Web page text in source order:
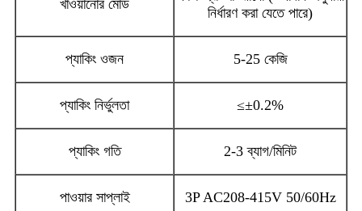
খাওয়ানোর মোড
নির্ধারণ করা যেতে পারে)
প্যাকিং ওজন 5-25 কেজি
প্যাকিং নির্ভুলতা ≤±0.2%
প্যাকিং গতি 2-3 ব্যাগ/মিনিট
পাওয়ার সাপ্লাই 3P AC208-415V 50/60Hz